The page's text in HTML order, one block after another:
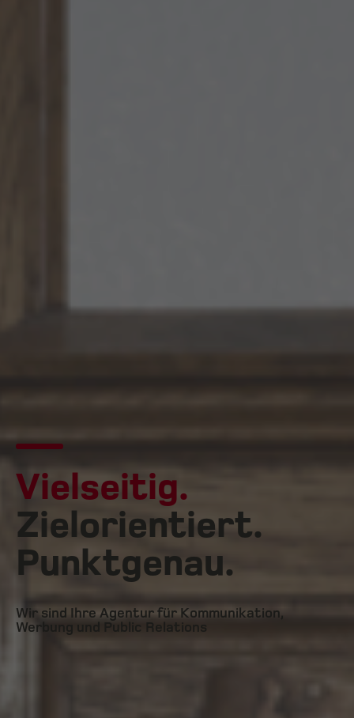
Vielseitig.
Zielorientiert.
Punktgenau.
Wir sind Ihre Agentur für Kommunikation,
Werbung und Public Relations